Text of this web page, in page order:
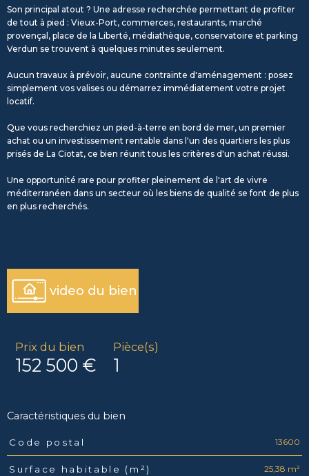
Son principal atout ? Une adresse recherchée permettant de profiter
de tout à pied : Vieux-Port, commerces, restaurants, marché
provençal, place de la Liberté, médiathèque, conservatoire et parking
Verdun se trouvent à quelques minutes seulement.
Aucun travaux à prévoir, aucune contrainte d'aménagement : posez
simplement vos valises ou démarrez immédiatement votre projet
locatif.
Que vous recherchiez un pied-à-terre en bord de mer, un premier
achat ou un investissement rentable dans l'un des quartiers les plus
prisés de La Ciotat, ce bien réunit tous les critères d'un achat réussi.
Une opportunité rare pour profiter pleinement de l'art de vivre
méditerranéen dans un secteur où les biens de qualité se font de plus
en plus recherchés.
video du bien
Prix du bien
152 500 €
Pièce(s)
1
Caractéristiques du bien
Caractéristiques Valeurs
Code postal 13600
Surface habitable (m²) 25,38 m²